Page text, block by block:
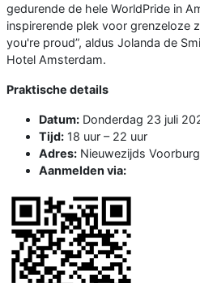
gedurende de hele WorldPride in
inspirerende plek voor grenzeloze
you're proud”, aldus Jolanda de
Hotel Amsterdam.
Praktische details
Datum: Donderdag 23 juli
Tijd: 18 uur – 22 uur
Adres: Nieuwezijds
Aanmelden via: